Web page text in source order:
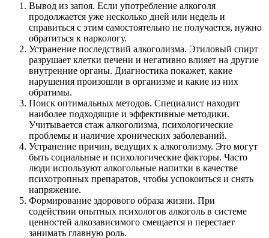
Вывод из запоя. Если употребление алкоголя
продолжается уже несколько дней или недель и
справиться с этим самостоятельно не получается, нужно
обратиться к наркологу.
Устранение последствий алкоголизма. Этиловый спирт
разрушает клетки печени и негативно влияет на другие
внутренние органы. Диагностика покажет, какие
нарушения произошли в организме и какие из них
обратимы.
Поиск оптимальных методов. Специалист находит
наиболее подходящие и эффективные методики.
Учитывается стаж алкоголизма, психологические
проблемы и наличие хронических заболеваний.
Устранение причин, ведущих к алкоголизму. Это могут
быть социальные и психологические факторы. Часто
люди используют алкогольные напитки в качестве
психотропных препаратов, чтобы успокоиться и снять
напряжение.
Формирование здорового образа жизни. При
содействии опытных психологов алкоголь в системе
ценностей алкозависимого смещается и перестает
занимать главную роль.